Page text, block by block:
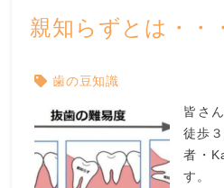
親知らずとは・・
歯の豆知識
皆さ
徒歩
者・
す。